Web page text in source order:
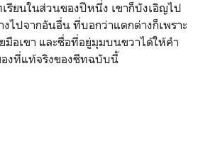
รียนในส่วนของปีหนึ่ง เขาก็บังเอิญไป
ไปจากอันอื่น ที่บอกว่าแตกต่างก็เพราะ
อเขา และชื่อที่อยู่มุมบนขวาได้ให้คำ
องที่แท้จริงของชีทฉบับนี้